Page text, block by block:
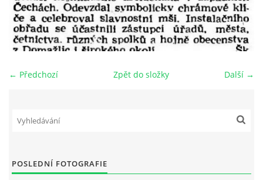
Kontakt:
info@domdej.cz
© 2026 eStránky.cz |Aktualizováno: 17. 7. 2026|Nahoru ↑
← Předchozí Další →
Zpět do složky
POSLEDNÍ FOTOGRAFIE